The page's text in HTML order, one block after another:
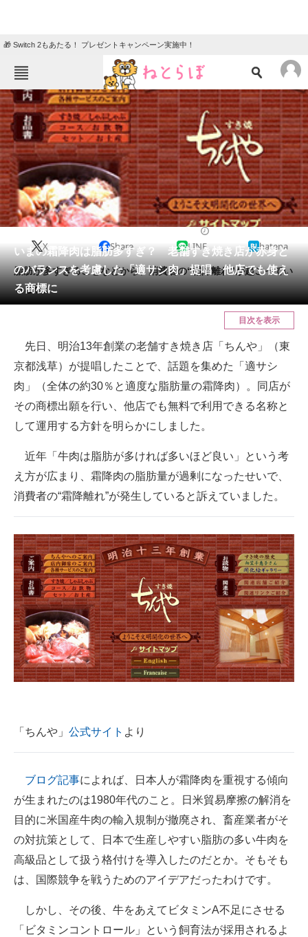
🎁 Switch 2もあたる！ プレゼントキャンペーン実施中！
ねとらぼメニュー
TOP ニュース
エンタメ クイズ
グルメ 地域
住まい 教育・育児
動物 リサーチ
会員記事
メディア
注目記事を集めた総合ページ
スマホと通信の最新トレンド
好きが集まる 比べて選べる
ビジネスと働き方のヒント
AI活用のいまが分かる
企業ITのトレンドを詳説
経営リーダーのコミュニティ
マーケ×ITの今がよく分かる
ITエンジニア向け専門サイト
企業向けIT製品の総合サイト
IT製品の技術・比較・事例
エレクトロニクス専門サイト
電子設計の基本と応用
建設×テクノロジーの最前線
いまの霜降肉は脂肪多すぎ？ 老舗すき焼き店が赤身と
のバランスを考慮した「適サシ肉」提唱 他店でも使え
る商標に
X Share LINE hatena
脂肪が多すぎることなどから、消費者の“霜降離れ”が起こってい
るとか。
目次を表示
先日、明治13年創業の老舗すき焼き店「ちんや」（東
京都浅草）が提唱したことで、話題を集めた「適サシ
肉」（全体の約30％と適度な脂肪量の霜降肉）。同店が
その商標出願を行い、他店でも無料で利用できる名称と
して運用する方針を明らかにしました。
近年「牛肉は脂肪が多ければ多いほど良い」という考
え方が広まり、霜降肉の脂肪量が過剰になったせいで、
消費者の“霜降離れ”が発生していると訴えていました。
「ちんや」 公式サイト より
ブログ記事によれば、日本人が霜降肉を重視する傾向
が生まれたのは1980年代のこと。日米貿易摩擦の解消を
目的に米国産牛肉の輸入規制が撤廃され、畜産業者がそ
の対抗策として、日本で生産しやすい脂肪の多い牛肉を
高級品として扱う格付けを導入したのだとか。そもそも
は、国際競争を戦うためのアイデアだったわけです。
しかし、その後、牛をあえてビタミンA不足にさせる
「ビタミンコントロール」という飼育法が採用されるよ